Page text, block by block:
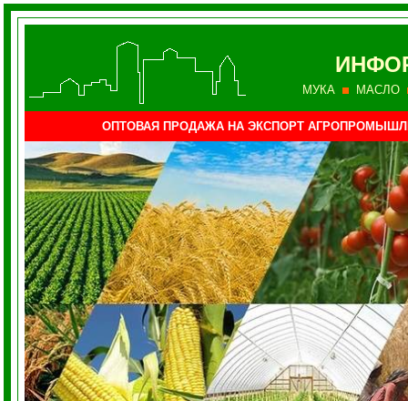
МУКА МАСЛО
ОПТОВАЯ ПРОДАЖА НА ЭКСПОРТ